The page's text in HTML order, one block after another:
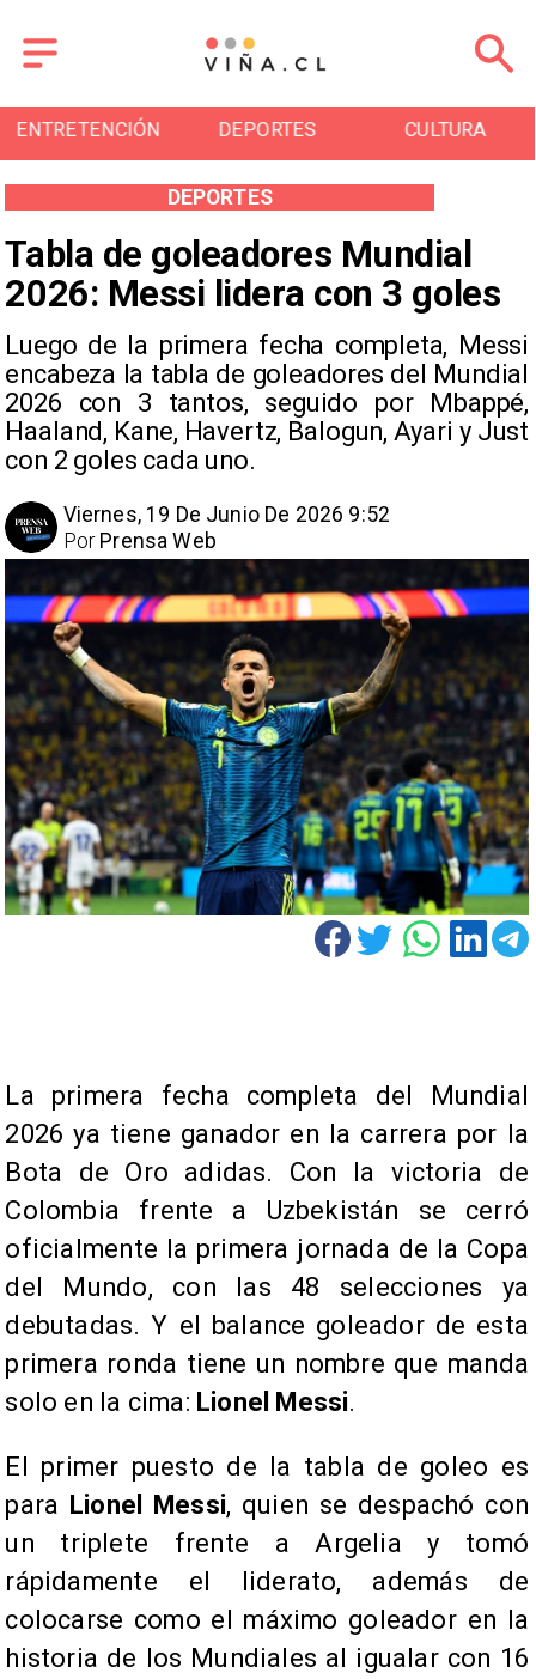
DEPORTES CULTURA TURISMO
Tabla de goleadores Mundial
2026: Messi lidera con 3 goles
Luego de la primera fecha completa, Messi
encabeza la tabla de goleadores del Mundial
2026 con 3 tantos, seguido por Mbappé,
Haaland, Kane, Havertz, Balogun, Ayari y Just
con 2 goles cada uno.
DEPORTES
Viernes, 19 De Junio De 2026 9:52
Prensa Web
Por
La primera fecha completa del Mundial
2026 ya tiene ganador en la carrera por la
Bota de Oro adidas. Con la victoria de
Colombia frente a Uzbekistán se cerró
oficialmente la primera jornada de la Copa
del Mundo, con las 48 selecciones ya
debutadas. Y el balance goleador de esta
primera ronda tiene un nombre que manda
solo en la cima: Lionel Messi.
El primer puesto de la tabla de goleo es
para Lionel Messi, quien se despachó con
un triplete frente a Argelia y tomó
rápidamente el liderato, además de
colocarse como el máximo goleador en la
historia de los Mundiales al igualar con 16